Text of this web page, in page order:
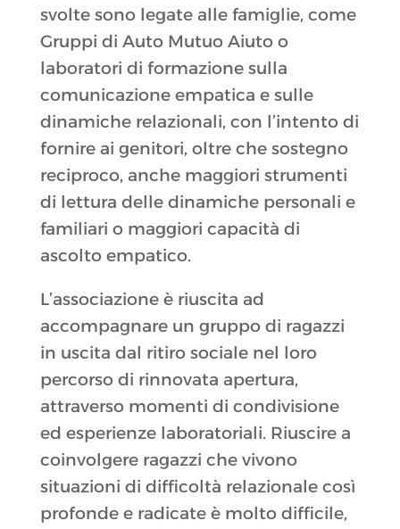
svolte sono legate alle famiglie, come
Gruppi di Auto Mutuo Aiuto o
laboratori di formazione sulla
comunicazione empatica e sulle
dinamiche relazionali, con l’intento di
fornire ai genitori, oltre che sostegno
reciproco, anche maggiori strumenti
di lettura delle dinamiche personali e
familiari o maggiori capacità di
ascolto empatico.
L’associazione è riuscita ad
accompagnare un gruppo di ragazzi
in uscita dal ritiro sociale nel loro
percorso di rinnovata apertura,
attraverso momenti di condivisione
ed esperienze laboratoriali. Riuscire a
coinvolgere ragazzi che vivono
situazioni di difficoltà relazionale così
profonde e radicate è molto difficile,